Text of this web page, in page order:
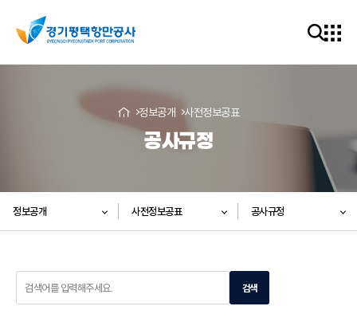
정보공개 사전정보공표
공사규정
정보공개 사전정보공표 공사규정
색
검색